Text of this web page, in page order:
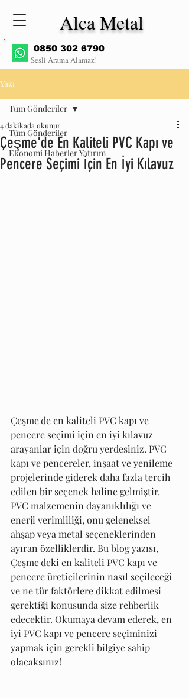
Alca Metal
0850 302 6790
Sesli Arama Alamaz!
Yazı
Tüm Gönderiler
Ekonomi Haberler Yatırım
Tüm Gönderiler
Çeşme'de En Kaliteli PVC Kapı ve
Pencere Seçimi İçin En İyi Kılavuz
4 dakikada okunur
Çeşme'de en kaliteli PVC kapı ve
pencere seçimi için en iyi kılavuz
arayanlar için doğru yerdesiniz. PVC
kapı ve pencereler, inşaat ve yenileme
projelerinde giderek daha fazla tercih
edilen bir seçenek haline gelmiştir.
PVC malzemenin dayanıklılığı ve
enerji verimliliği, onu geleneksel
ahşap veya metal seçeneklerinden
ayıran özelliklerdir. Bu blog yazısı,
Çeşme'deki en kaliteli PVC kapı ve
pencere üreticilerinin nasıl seçileceği
ve ne tür faktörlere dikkat edilmesi
gerektiği konusunda size rehberlik
edecektir. Okumaya devam ederek, en
iyi PVC kapı ve pencere seçiminizi
yapmak için gerekli bilgiye sahip
olacaksınız!